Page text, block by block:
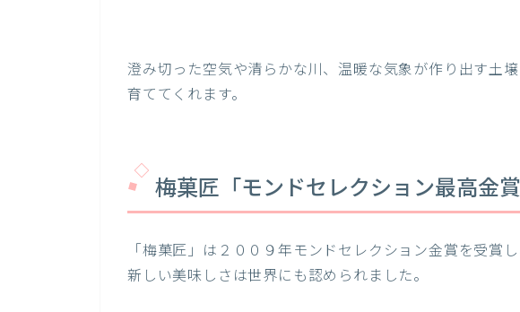
澄み切った空気や清らかな川、温暖な気象が作り出す土
育ててくれます。
梅菓匠「モンドセレクション最高金賞
「梅菓匠」は２００９年モンドセレクション金賞を受賞
新しい美味しさは世界にも認められました。